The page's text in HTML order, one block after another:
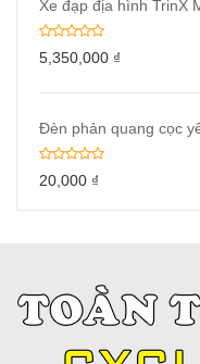
Xe đạp địa hình TrinX
5,350,000 ₫
Đèn phản quang cọc
20,000 ₫